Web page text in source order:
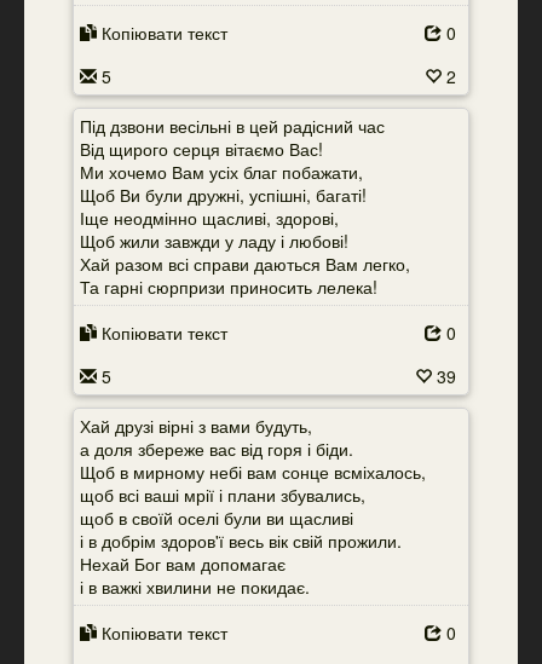
Копіювати текст
0
5
2
Під дзвони весільні в цей радісний час
Від щирого серця вітаємо Вас!
Ми хочемо Вам усіх благ побажати,
Щоб Ви були дружні, успішні, багаті!
Іще неодмінно щасливі, здорові,
Щоб жили завжди у ладу і любові!
Хай разом всі справи даються Вам легко,
Та гарні сюрпризи приносить лелека!
Копіювати текст
0
5
39
Хай друзі вірні з вами будуть,
а доля збереже вас від горя і біди.
Щоб в мирному небі вам сонце всміхалось,
щоб всі ваші мрії і плани збувались,
щоб в своїй оселі були ви щасливі
і в добрім здоров'ї весь вік свій прожили.
Нехай Бог вам допомагає
і в важкі хвилини не покидає.
Копіювати текст
0